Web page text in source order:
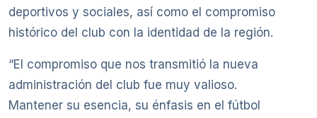
deportivos y sociales, así como el compromiso
histórico del club con la identidad de la región.
“El compromiso que nos transmitió la nueva
administración del club fue muy valioso.
Mantener su esencia, su énfasis en el fútbol